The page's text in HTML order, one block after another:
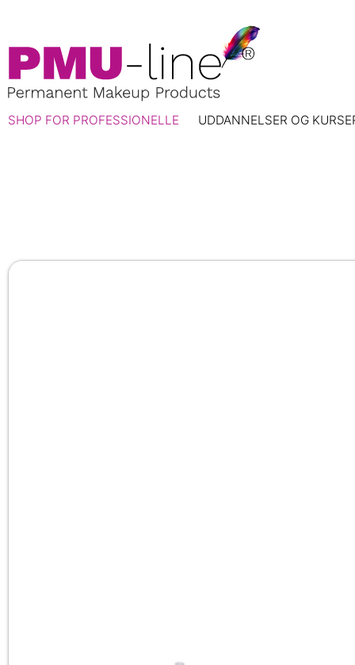
SHOP FOR PROFESSIONELLE UDDANNELSER OG